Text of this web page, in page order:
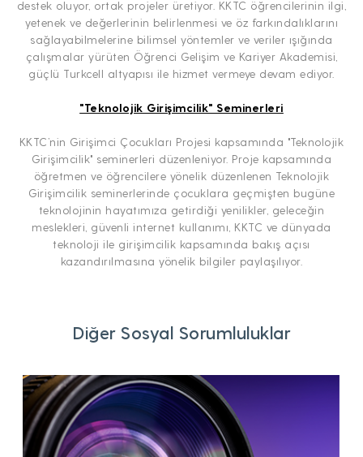
destek oluyor, ortak projeler üretiyor. KKTC öğrencilerinin ilgi,
yetenek ve değerlerinin belirlenmesi ve öz farkındalıklarını
sağlayabilmelerine bilimsel yöntemler ve veriler ışığında
çalışmalar yürüten Öğrenci Gelişim ve Kariyer Akademisi,
güçlü Turkcell altyapısı ile hizmet vermeye devam ediyor.
"Teknolojik Girişimcilik" Seminerleri
KKTC’nin Girişimci Çocukları Projesi kapsamında "Teknolojik
Girişimcilik" seminerleri düzenleniyor. Proje kapsamında
öğretmen ve öğrencilere yönelik düzenlenen Teknolojik
Girişimcilik seminerlerinde çocuklara geçmişten bugüne
teknolojinin hayatımıza getirdiği yenilikler, geleceğin
meslekleri, güvenli internet kullanımı, KKTC ve dünyada
teknoloji ile girişimcilik kapsamında bakış açısı
kazandırılmasına yönelik bilgiler paylaşılıyor.
Diğer Sosyal Sorumluluklar